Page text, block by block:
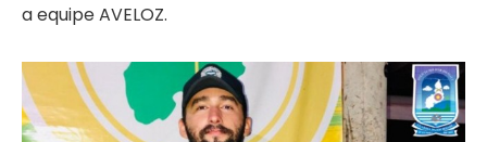
a equipe AVELOZ.